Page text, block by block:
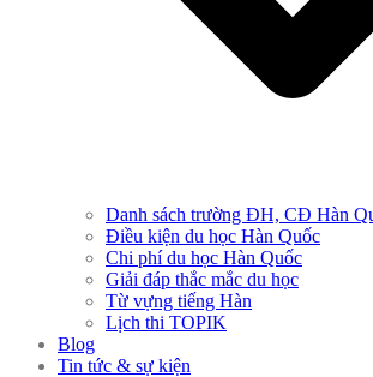
Danh sách trường ĐH, CĐ Hàn
Điều kiện du học Hàn Quốc
Chi phí du học Hàn Quốc
Giải đáp thắc mắc du học
Từ vựng tiếng Hàn
Lịch thi TOPIK
Blog
Tin tức & sự kiện